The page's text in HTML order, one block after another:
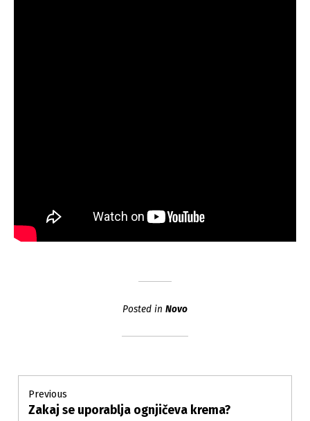
Posted in Novo
Post
Previous
Previous
Zakaj se uporablja ognjičeva krema?